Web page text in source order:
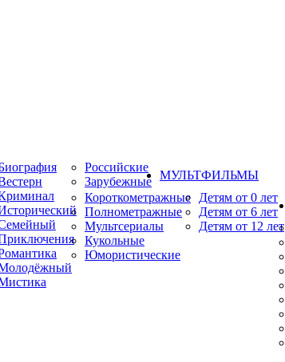
Российские
Зарубежные МУЛЬТФИЛЬМЫ
Короткометражные
Полнометражные
Мультсериалы
Кукольные
Юмористические
Детям от 0 лет
Детям от 6 лет
Детям от 12 лет